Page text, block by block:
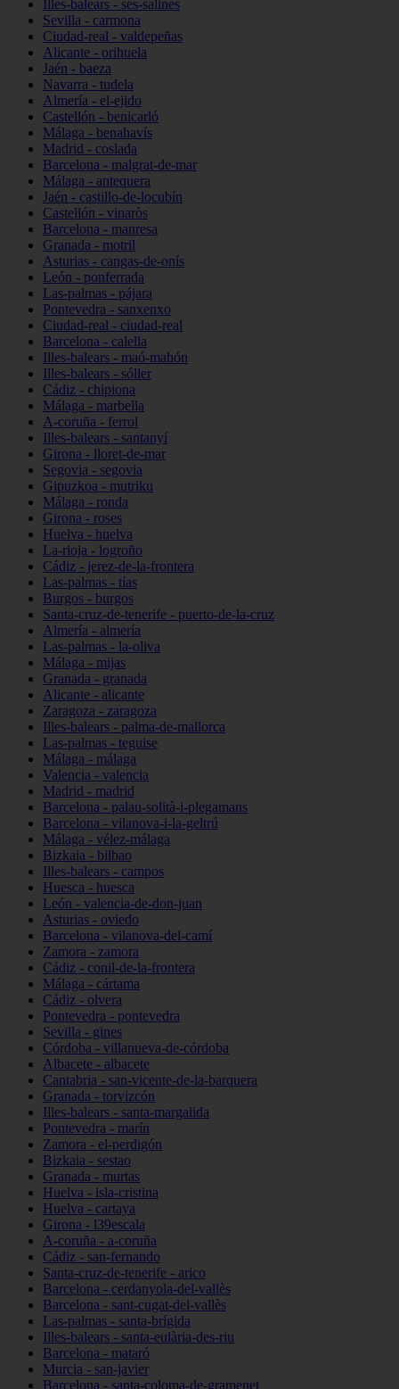
Illes-balears - ses-salines
Sevilla - carmona
Ciudad-real - valdepeñas
Alicante - orihuela
Jaén - baeza
Navarra - tudela
Almería - el-ejido
Castellón - benicarló
Málaga - benahavís
Madrid - coslada
Barcelona - malgrat-de-mar
Málaga - antequera
Jaén - castillo-de-locubín
Castellón - vinaròs
Barcelona - manresa
Granada - motril
Asturias - cangas-de-onís
León - ponferrada
Las-palmas - pájara
Pontevedra - sanxenxo
Ciudad-real - ciudad-real
Barcelona - calella
Illes-balears - maó-mahón
Illes-balears - sóller
Cádiz - chipiona
Málaga - marbella
A-coruña - ferrol
Illes-balears - santanyí
Girona - lloret-de-mar
Segovia - segovia
Gipuzkoa - mutriku
Málaga - ronda
Girona - roses
Huelva - huelva
La-rioja - logroño
Cádiz - jerez-de-la-frontera
Las-palmas - tías
Burgos - burgos
Santa-cruz-de-tenerife - puerto-de-la-cruz
Almería - almería
Las-palmas - la-oliva
Málaga - mijas
Granada - granada
Alicante - alicante
Zaragoza - zaragoza
Illes-balears - palma-de-mallorca
Las-palmas - teguise
Málaga - málaga
Valencia - valencia
Madrid - madrid
Barcelona - palau-solità-i-plegamans
Barcelona - vilanova-i-la-geltrú
Málaga - vélez-málaga
Bizkaia - bilbao
Illes-balears - campos
Huesca - huesca
León - valencia-de-don-juan
Asturias - oviedo
Barcelona - vilanova-del-camí
Zamora - zamora
Cádiz - conil-de-la-frontera
Málaga - cártama
Cádiz - olvera
Pontevedra - pontevedra
Sevilla - gines
Córdoba - villanueva-de-córdoba
Albacete - albacete
Cantabria - san-vicente-de-la-barquera
Granada - torvizcón
Illes-balears - santa-margalida
Pontevedra - marín
Zamora - el-perdigón
Bizkaia - sestao
Granada - murtas
Huelva - isla-cristina
Huelva - cartaya
Girona - l39escala
A-coruña - a-coruña
Cádiz - san-fernando
Santa-cruz-de-tenerife - arico
Barcelona - cerdanyola-del-vallès
Barcelona - sant-cugat-del-vallès
Las-palmas - santa-brígida
Illes-balears - santa-eulària-des-riu
Barcelona - mataró
Murcia - san-javier
Barcelona - santa-coloma-de-gramenet